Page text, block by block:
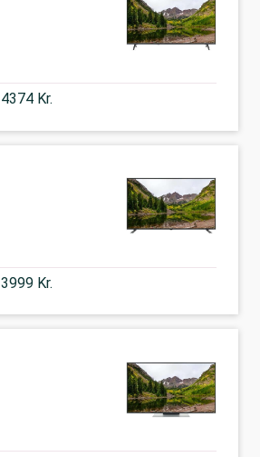
4374 Kr.
3999 Kr.